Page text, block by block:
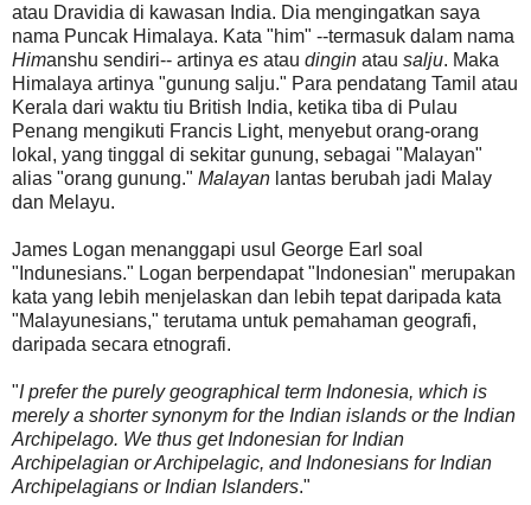
atau Dravidia di kawasan India. Dia mengingatkan saya
nama Puncak Himalaya. Kata "him" --termasuk dalam nama
Himanshu sendiri-- artinya es atau dingin atau salju. Maka
Himalaya artinya "gunung salju." Para pendatang Tamil atau
Kerala dari waktu tiu British India, ketika tiba di Pulau
Penang mengikuti Francis Light, menyebut orang-orang
lokal, yang tinggal di sekitar gunung, sebagai "Malayan"
alias "orang gunung." Malayan lantas berubah jadi Malay
dan Melayu.
James Logan menanggapi usul George Earl soal
"Indunesians." Logan berpendapat "Indonesian" merupakan
kata yang lebih menjelaskan dan lebih tepat daripada kata
"Malayunesians," terutama untuk pemahaman geografi,
daripada secara etnografi.
"I prefer the purely geographical term Indonesia, which is
merely a shorter synonym for the Indian islands or the Indian
Archipelago. We thus get Indonesian for Indian
Archipelagian or Archipelagic, and Indonesians for Indian
Archipelagians or Indian Islanders."